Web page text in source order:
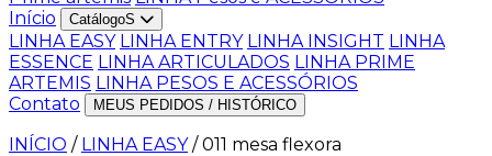
Início
CatálogoS
LINHA EASY LINHA ENTRY LINHA INSIGHT LINHA
ESSENCE LINHA ARTICULADOS LINHA PRIME
ARTEMIS LINHA PESOS E ACESSÓRIOS
Contato
MEUS PEDIDOS / HISTÓRICO
INÍCIO / LINHA EASY / 011 mesa flexora